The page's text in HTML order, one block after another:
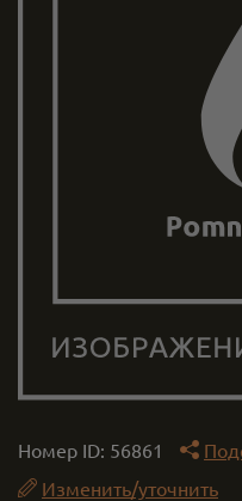
Номер ID: 56861
Изменить/уточнить